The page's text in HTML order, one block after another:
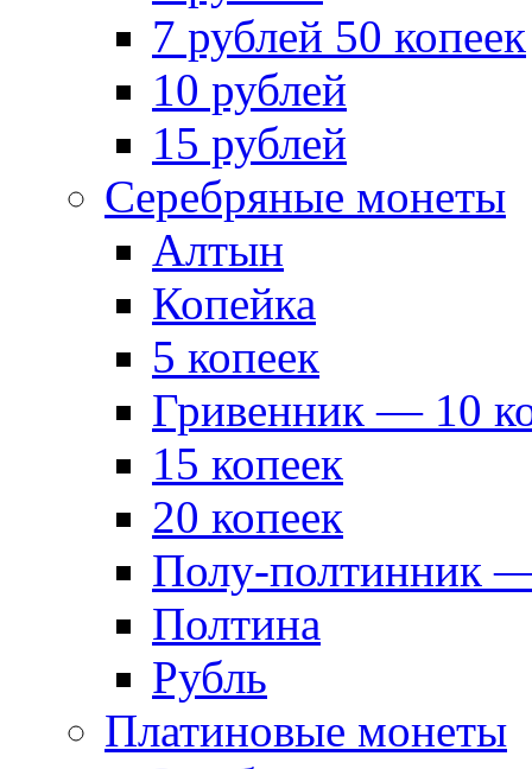
7 рублей 50 копеек
10 рублей
15 рублей
Серебряные монеты
Алтын
Копейка
5 копеек
Гривенник — 10
15 копеек
20 копеек
Полу-полтинник
Полтина
Рубль
Платиновые монеты